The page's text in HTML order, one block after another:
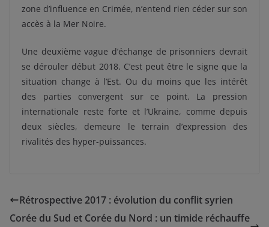
zone d’influence en Crimée, n’entend rien céder sur son
accès à la Mer Noire.
Une deuxième vague d’échange de prisonniers devrait
se dérouler début 2018. C’est peut être le signe que la
situation change à l’Est. Ou du moins que les intérêt
des parties convergent sur ce point. La pression
internationale reste forte et l’Ukraine, comme depuis
deux siècles, demeure le terrain d’expression des
rivalités des hyper-puissances.
Rétrospective 2017 : évolution du conflit syrien
Corée du Sud et Corée du Nord : un timide réchauffe